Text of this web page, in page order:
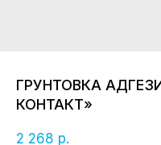
ГРУНТОВКА
КОНТАКТ»
2 268 р.